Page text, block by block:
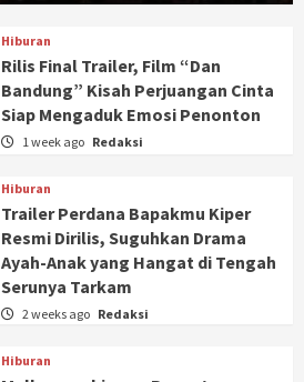
Hiburan
Rilis Final Trailer, Film “Dan
Bandung” Kisah Perjuangan Cinta
Siap Mengaduk Emosi Penonton
1 week ago Redaksi
Hiburan
Trailer Perdana Bapakmu Kiper
Resmi Dirilis, Suguhkan Drama
Ayah-Anak yang Hangat di Tengah
Serunya Tarkam
2 weeks ago Redaksi
Hiburan